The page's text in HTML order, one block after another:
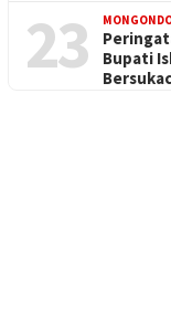
23
Bupati